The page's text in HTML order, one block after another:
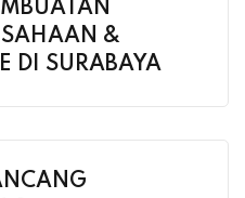
&
DI SURABAYA